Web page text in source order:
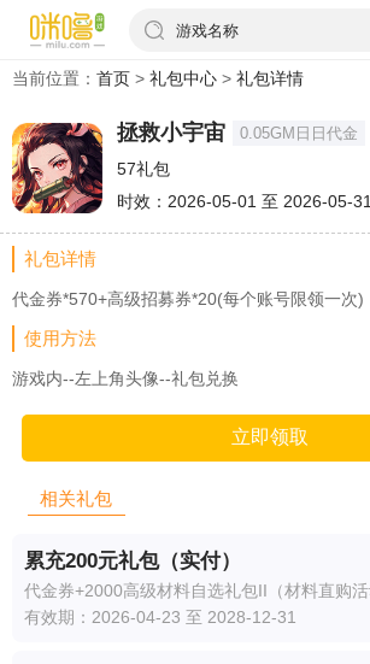
游戏名称
当前位置： 首页 > 礼包中心 > 礼包详情
拯救小宇宙 0.05GM日日代金
57礼包
时效：2026-05-01 至 2026-05-31
礼包详情
代金券*570+高级招募券*20(每个账号限领一次)
使用方法
游戏内--左上角头像--礼包兑换
立即领取
相关礼包
累充200元礼包（实付）
有效期：2026-04-23 至 2028-12-31